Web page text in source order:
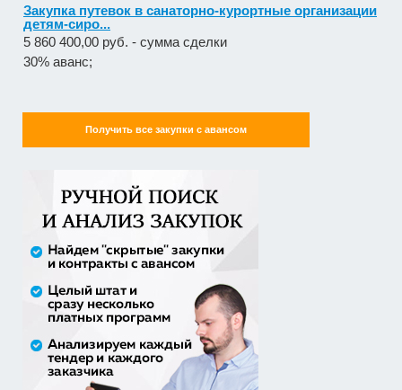
30% аванс;
Оказание услуг по организации отдыха и
20% аванс;
3 241 482,30 руб. - сумма сделки
30% аванс;
Оказание услуги по ремонту и техническому
обслуживанию летат...
979 492,71 руб. - сумма сделки
50% аванс;
приобретение жилого помещения (квартиры) в
муниципальную соб...
Получить все закупки с авансом